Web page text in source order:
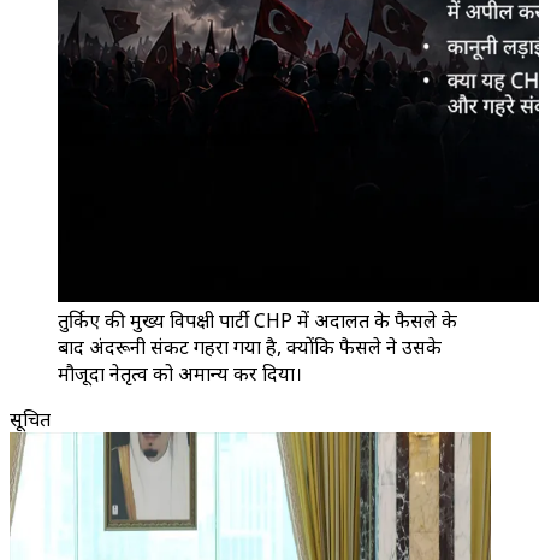
तुर्किए की मुख्य विपक्षी पार्टी CHP में अदालत के फैसले के
बाद अंदरूनी संकट गहरा गया है, क्योंकि फैसले ने उसके
मौजूदा नेतृत्व को अमान्य कर दिया।
सूचित